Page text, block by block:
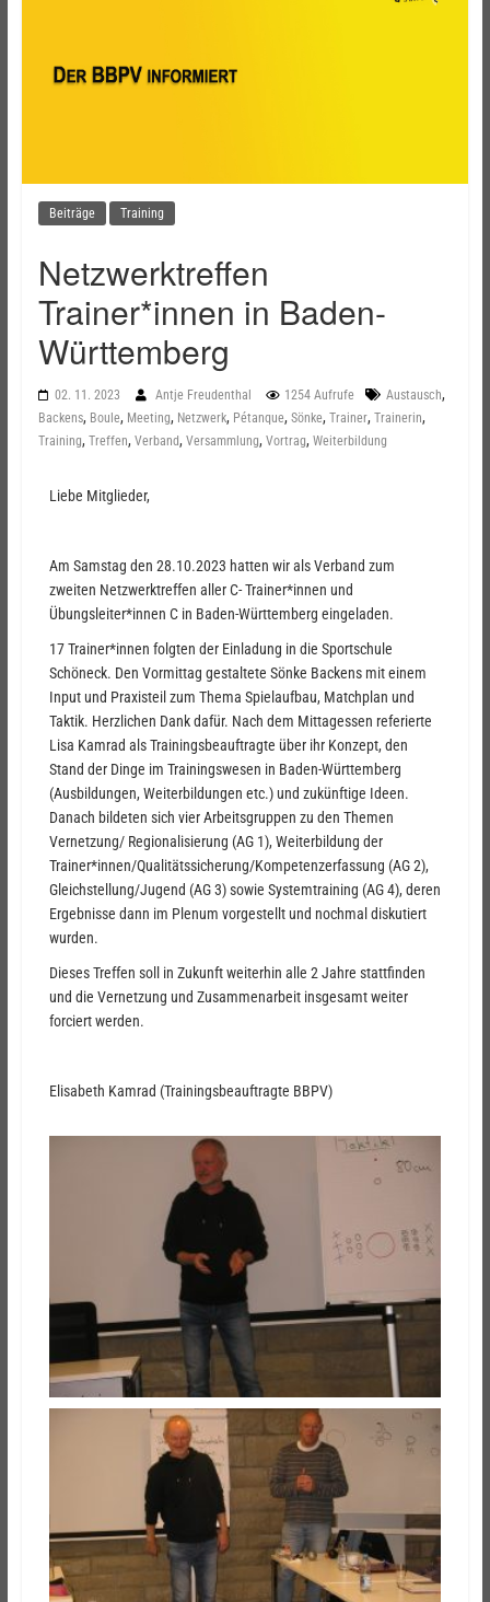
Beiträge Training
Netzwerktreffen
Trainer*innen in Baden-
Württemberg
02. 11. 2023 Antje Freudenthal 1254 Aufrufe Austausch,
Backens, Boule, Meeting, Netzwerk, Pétanque, Sönke, Trainer, Trainerin,
Training, Treffen, Verband, Versammlung, Vortrag, Weiterbildung
Liebe Mitglieder,
Am Samstag den 28.10.2023 hatten wir als Verband zum
zweiten Netzwerktreffen aller C- Trainer*innen und
Übungsleiter*innen C in Baden-Württemberg eingeladen.
17 Trainer*innen folgten der Einladung in die Sportschule
Schöneck. Den Vormittag gestaltete Sönke Backens mit einem
Input und Praxisteil zum Thema Spielaufbau, Matchplan und
Taktik. Herzlichen Dank dafür. Nach dem Mittagessen referierte
Lisa Kamrad als Trainingsbeauftragte über ihr Konzept, den
Stand der Dinge im Trainingswesen in Baden-Württemberg
(Ausbildungen, Weiterbildungen etc.) und zukünftige Ideen.
Danach bildeten sich vier Arbeitsgruppen zu den Themen
Vernetzung/ Regionalisierung (AG 1), Weiterbildung der
Trainer*innen/Qualitätssicherung/Kompetenzerfassung (AG 2),
Gleichstellung/Jugend (AG 3) sowie Systemtraining (AG 4), deren
Ergebnisse dann im Plenum vorgestellt und nochmal diskutiert
wurden.
Dieses Treffen soll in Zukunft weiterhin alle 2 Jahre stattfinden
und die Vernetzung und Zusammenarbeit insgesamt weiter
forciert werden.
Elisabeth Kamrad (Trainingsbeauftragte BBPV)